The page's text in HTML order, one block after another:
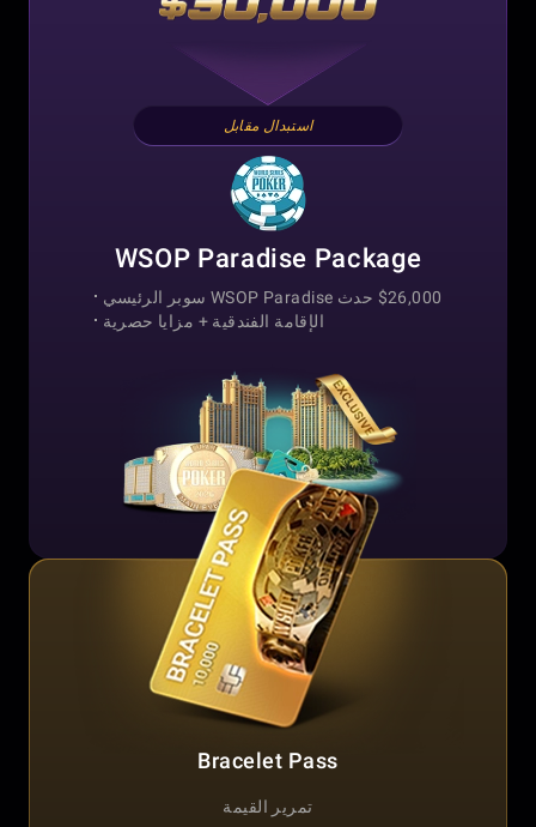
استبدال مقابل
WSOP Paradise Package
$26,000 حدث WSOP Paradise سوبر الرئيسي
الإقامة الفندقية + مزايا حصرية
Bracelet Pass
تمرير القيمة